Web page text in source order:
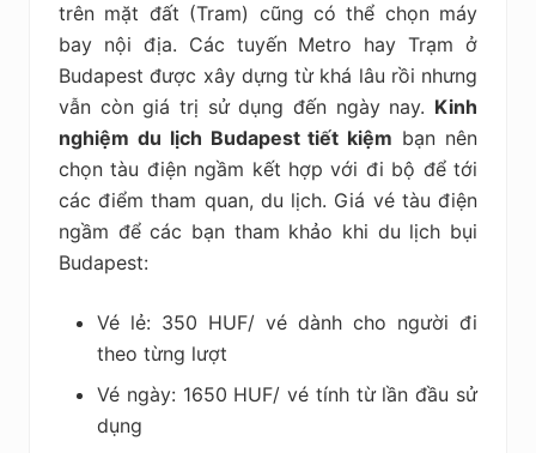
trên mặt đất (Tram) cũng có thể chọn máy
bay nội địa. Các tuyến Metro hay Trạm ở
Budapest được xây dựng từ khá lâu rồi nhưng
vẫn còn giá trị sử dụng đến ngày nay. Kinh
nghiệm du lịch Budapest tiết kiệm bạn nên
chọn tàu điện ngầm kết hợp với đi bộ để tới
các điểm tham quan, du lịch. Giá vé tàu điện
ngầm để các bạn tham khảo khi du lịch bụi
Budapest:
Vé lẻ: 350 HUF/ vé dành cho người đi
theo từng lượt
Vé ngày: 1650 HUF/ vé tính từ lần đầu sử
dụng